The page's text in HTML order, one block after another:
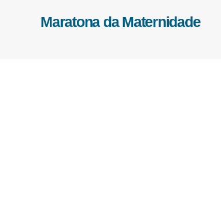
Maratona da Maternidade